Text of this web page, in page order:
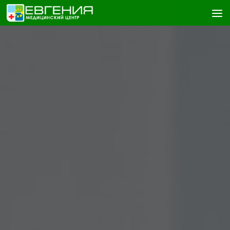
Skip to content